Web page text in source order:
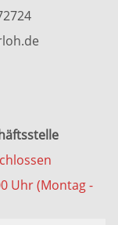
Uhr (Montag -